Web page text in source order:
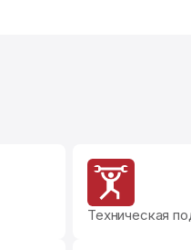
Техническая